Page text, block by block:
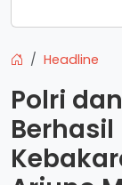
Headline
Polri